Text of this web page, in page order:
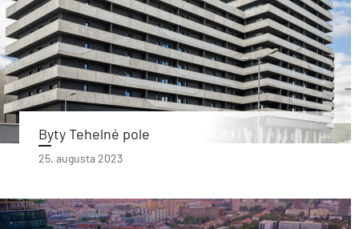
Byty Tehelné pole
25. augusta 2023